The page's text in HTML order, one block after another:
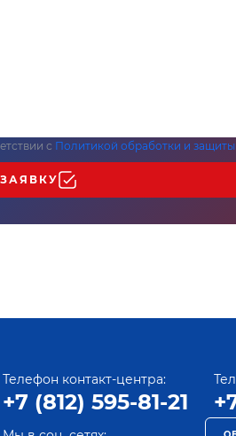
с Политикой обработки и
Телефон контакт-центра:
+7 (812) 595-81-21